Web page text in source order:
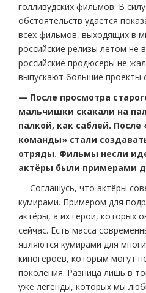
голливудских фильмов. В
обстоятельств удаётся
всех фильмов, выходящих в
российские релизы летом не
российские продюсеры не
выпускают большие проекты
— После просмотра
мальчишки скакали на
палкой, как саблей. После
команды» стали
отряды. Фильмы несли
актёры были примерами
— Соглашусь, что актёры
кумирами. Примером для
актёры, а их герои, которых
сейчас. Есть масса
являются кумирами для
киногероев, которым могут
поколения. Разница лишь в
уже легенды, которых мы